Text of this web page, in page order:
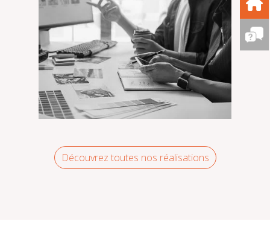
MGC – MGC Mag n°36
Découvrez toutes nos réalisations